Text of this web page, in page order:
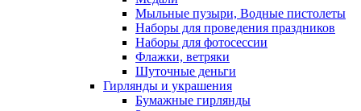
Мыльные пузыри, Водные пистолеты
Наборы для проведения праздников
Наборы для фотосессии
Флажки, ветряки
Шуточные деньги
Гирлянды и украшения
Бумажные гирлянды